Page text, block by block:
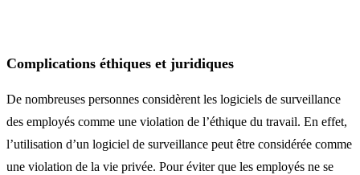
Complications éthiques et juridiques
De nombreuses personnes considèrent les logiciels de surveillance
des employés comme une violation de l’éthique du travail. En effet,
l’utilisation d’un logiciel de surveillance peut être considérée comme
une violation de la vie privée. Pour éviter que les employés ne se